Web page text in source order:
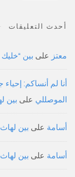
أحدث التعليقات
معتز على بين
الموصللي على بين
أسامة على بين
أسامة على بين